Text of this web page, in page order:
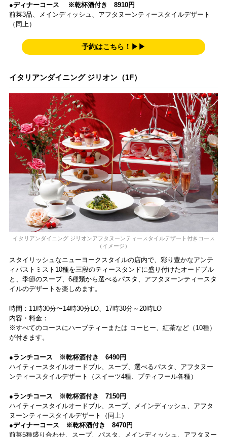
●ディナーコース ※乾杯酒付き 8910円
前菜3品、メインディッシュ、アフタヌーンティースタイルデザート
（同上）
予約はこちら！▶▶
イタリアンダイニング ジリオン（1F）
イタリアンダイニング ジリオンアフタヌーンティースタイルデザート付きコース
（イメージ）
スタイリッシュなニューヨークスタイルの店内で、彩り豊かなアンテ
ィパストミスト10種を三段のティースタンドに盛り付けたオードブル
と、季節のスープ、6種類から選べるパスタ、アフタヌーンティースタ
イルのデザートを楽しめます。
時間：11時30分〜14時30分LO、17時30分～20時LO
内容・料金：
※すべてのコースにハーブティーまたは コーヒー、紅茶など（10種）
が付きます。
●ランチコース ※乾杯酒付き 6490円
ハイティースタイルオードブル、スープ、選べるパスタ、アフタヌー
ンティースタイルデザート（スイーツ4種、プティフール各種）
●ランチコース ※乾杯酒付き 7150円
ハイティースタイルオードブル、スープ、メインディッシュ、アフタ
ヌーンティースタイルデザート（同上）
●ディナーコース ※乾杯酒付き 8470円
前菜5種盛り合わせ、スープ、パスタ、メインディッシュ、アフタヌー